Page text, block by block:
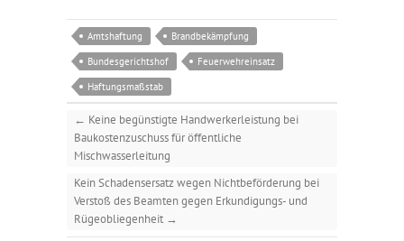
Amtshaftung
Brandbekämpfung
Bundesgerichtshof
Feuerwehreinsatz
Haftungsmaßstab
← Keine begünstigte Handwerkerleistung bei
Baukostenzuschuss für öffentliche
Mischwasserleitung
Kein Schadensersatz wegen Nichtbeförderung bei
Verstoß des Beamten gegen Erkundigungs- und
Rügeobliegenheit →